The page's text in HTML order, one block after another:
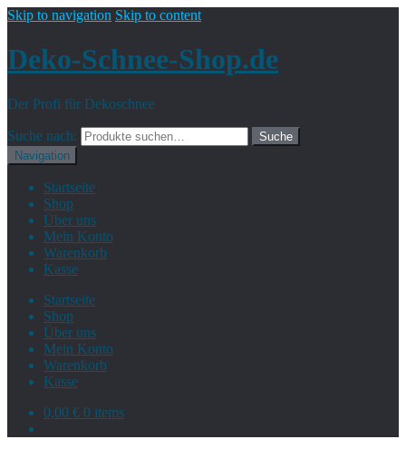
Skip to navigation Skip to content
Deko-Schnee-Shop.de
Der Profi für Dekoschnee
Suche nach:
Suche
Navigation
Startseite
Shop
Über uns
Mein Konto
Warenkorb
Kasse
Startseite
Shop
Über uns
Mein Konto
Warenkorb
Kasse
0,00 € 0 items